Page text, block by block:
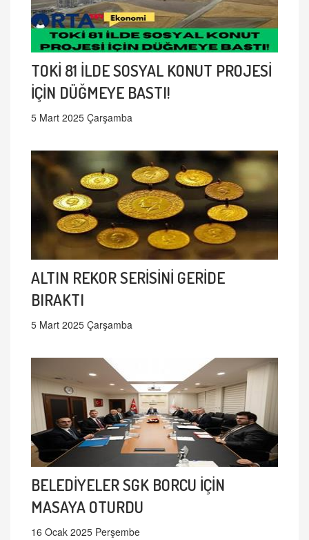
TOKİ 81 İLDE SOSYAL KONUT PROJESİ
İÇİN DÜĞMEYE BASTI!
5 Mart 2025 Çarşamba
ALTIN REKOR SERİSİNİ GERİDE
BIRAKTI
5 Mart 2025 Çarşamba
BELEDİYELER SGK BORCU İÇİN
MASAYA OTURDU
16 Ocak 2025 Perşembe